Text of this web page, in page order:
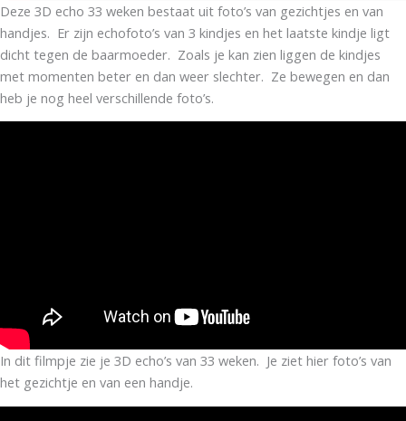
Deze 3D echo 33 weken bestaat uit foto’s van gezichtjes en van
handjes. Er zijn echofoto’s van 3 kindjes en het laatste kindje ligt
dicht tegen de baarmoeder. Zoals je kan zien liggen de kindjes
met momenten beter en dan weer slechter. Ze bewegen en dan
heb je nog heel verschillende foto’s.
In dit filmpje zie je 3D echo’s van 33 weken. Je ziet hier foto’s van
het gezichtje en van een handje.